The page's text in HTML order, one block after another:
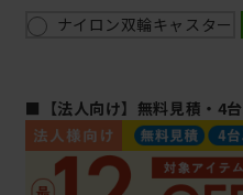
ナイロン双輪キャスター
■【法人向け】無料見積・4